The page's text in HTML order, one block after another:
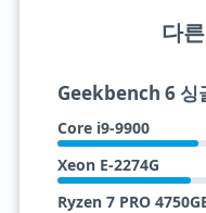
다
Geekbench 6 싱
Core i9-9900
Xeon E-2274G
Ryzen 7 PRO